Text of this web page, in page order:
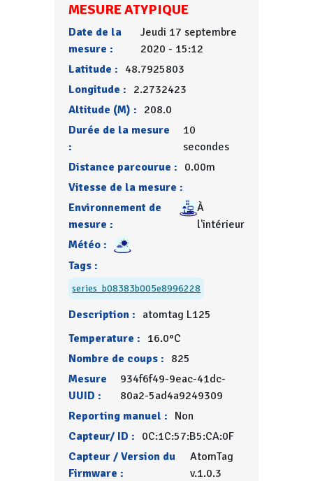
MESURE ATYPIQUE
Date de la
mesure :
Jeudi 17 septembre
2020 - 15:12
Latitude : 48.7925803
Longitude : 2.2732423
Altitude (M) : 208.0
Durée de la mesure
:
10
secondes
Distance parcourue : 0.00m
Vitesse de la mesure :
Environnement de
mesure :
À
l'intérieur
Météo :
Tags :
series_b08383b005e8996228
Description : atomtag L125
Temperature : 16.0°C
Nombre de coups : 825
Mesure
UUID :
934f6f49-9eac-41dc-
80a2-5ad4a9249309
Reporting manuel : Non
Capteur/ ID : 0C:1C:57:B5:CA:0F
Capteur / Version du
Firmware :
AtomTag
v.1.0.3